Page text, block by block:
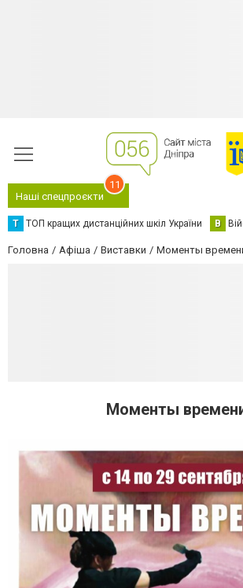
Наші спецпроєкти
11
Т ТОП кращих дистанційних шкіл України В
Головна Афіша Виставки Моменты
Моменты